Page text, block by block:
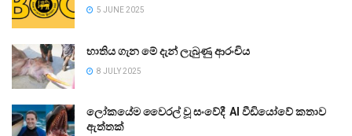
5 JUNE 2025
භාතිය ගැන මේ දැන් ලැබුණු ආරංචිය
8 JULY 2025
ලෝකයේම වෛරල් වූ සංවේදී AI වීඩියෝවේ කතාව
ඇත්තක්